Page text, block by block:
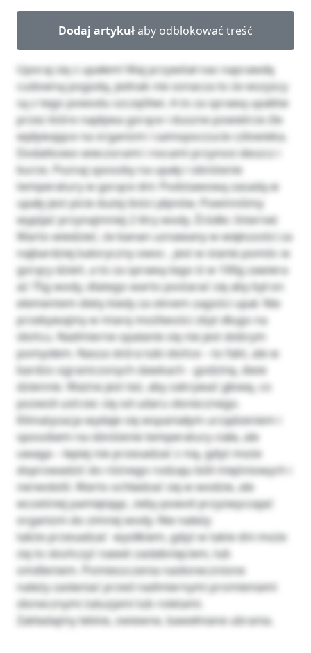
Dodaj artykułaby odblokować treść
Uporaj się z upałem! Maj przywitał nas naprawdę
cudowną pogodą, jednak nie oznacza to że wszyscy
są z tego powodu szczęśliwi. A to za sprawą upałów
przez które napływa gorące i duszne powietrze źle
wpływające na organizm i samopoczucie człowieka.
Dodatkowo wieczorami i nocami przynosi deszcz i
burze. Poznaj sposoby na upały i obniżenie
temperatury w gorące dni: Podstawową zasadą w
upały jest picie dużej ilości płynów. Powinniśmy
wypijać przynajmniej 2 litry wody. Źródło: Internet
Warto wiedzieć, że banan uznawany w większości za
najbardziej kaloryczny owoc , jest w stanie pomóc w
gorący dzień, a to za sprawą tego iż w 100g zawiera
aż 75g wody, dlatego warto postarać się aby był on
elementem diety kiedy za oknem zagości upał. Nie
przebywajmy w miarę możliwości zbyt długo na
słońcu. Nadmierne opalanie się nie jest dobrym
pomysłem. Nasza skóra lubi słońce – to fakt, ale w
bardzo ograniczonych dawkach - godzinę, dwie
dziennie. Ważne jest też, aby zakrywać głowę, co
pozwoli ustrzec się od udaru słonecznego.
Klimatyzacja wydaje się wspaniałym urządzeniem i
sposobem na obniżenie temperatury ciała, ale
uwaga – lepiej nie przesadzać z nią, gdyż może
doprowadzić do różnego rodzaju bóli mięśniowych i
nerwobóli. Warto ochładzać się w wodzie, ale
wcześniej pamiętając, żeby powoli przyzwyczajać
organizm do zimnej wody. Nie należy
także przesadzać wysiłkiem, gdyż w takie dni może
się to skończyć nawet zasłabnięciem, lub
omdleniem. Pomieszczenia nasłonecznione
należy zasłaniać przed nadmiernymi promieniami
słonecznymi żaluzjami lub roletami.
Zakładajmy lekkie, zwiewne, bawełniane ubrania.